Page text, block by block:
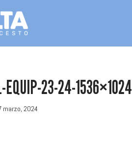
EQUIP-23-24-1536×1024
marzo, 2024